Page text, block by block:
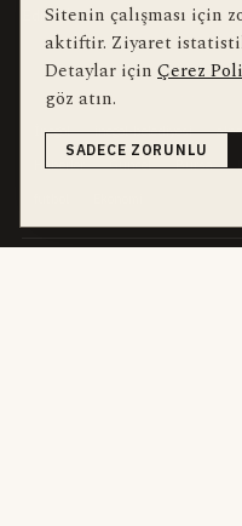
Editörler
YEREL ARANANLAR
İnegöl inegol-belediyesi
Haberler
Güncel Bursa
Sitenin çalışması için
aktiftir. Ziyaret
Detaylar için Çerez
göz atın.
SADECE ZORUNLU